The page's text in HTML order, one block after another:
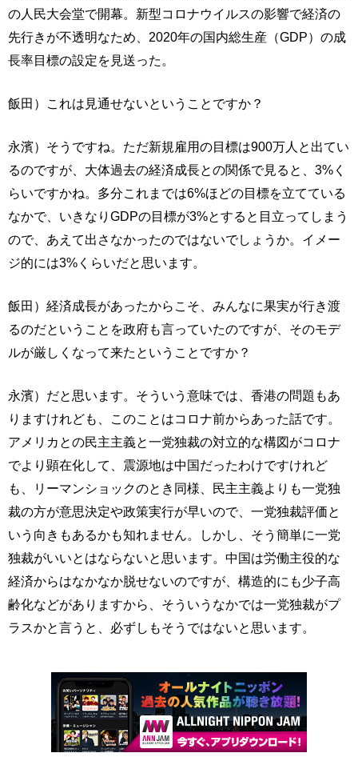
の人民大会堂で開幕。新型コロナウイルスの影響で経済の
先行きが不透明なため、2020年の国内総生産（GDP）の成
長率目標の設定を見送った。
飯田）これは見通せないということですか？
永濱）そうですね。ただ新規雇用の目標は900万人と出てい
るのですが、大体過去の経済成長との関係で見ると、3%く
らいですかね。多分これまでは6%ほどの目標を立てている
なかで、いきなりGDPの目標が3%とすると目立ってしまう
ので、あえて出さなかったのではないでしょうか。イメー
ジ的には3%くらいだと思います。
飯田）経済成長があったからこそ、みんなに果実が行き渡
るのだということを政府も言っていたのですが、そのモデ
ルが厳しくなって来たということですか？
永濱）だと思います。そういう意味では、香港の問題もあ
りますけれども、このことはコロナ前からあった話です。
アメリカとの民主主義と一党独裁の対立的な構図がコロナ
でより顕在化して、震源地は中国だったわけですけれど
も、リーマンショックのとき同様、民主主義よりも一党独
裁の方が意思決定や政策実行が早いので、一党独裁評価と
いう向きもあるかも知れません。しかし、そう簡単に一党
独裁がいいとはならないと思います。中国は労働主役的な
経済からはなかなか脱せないのですが、構造的にも少子高
齢化などがありますから、そういうなかでは一党独裁がプ
ラスかと言うと、必ずしもそうではないと思います。